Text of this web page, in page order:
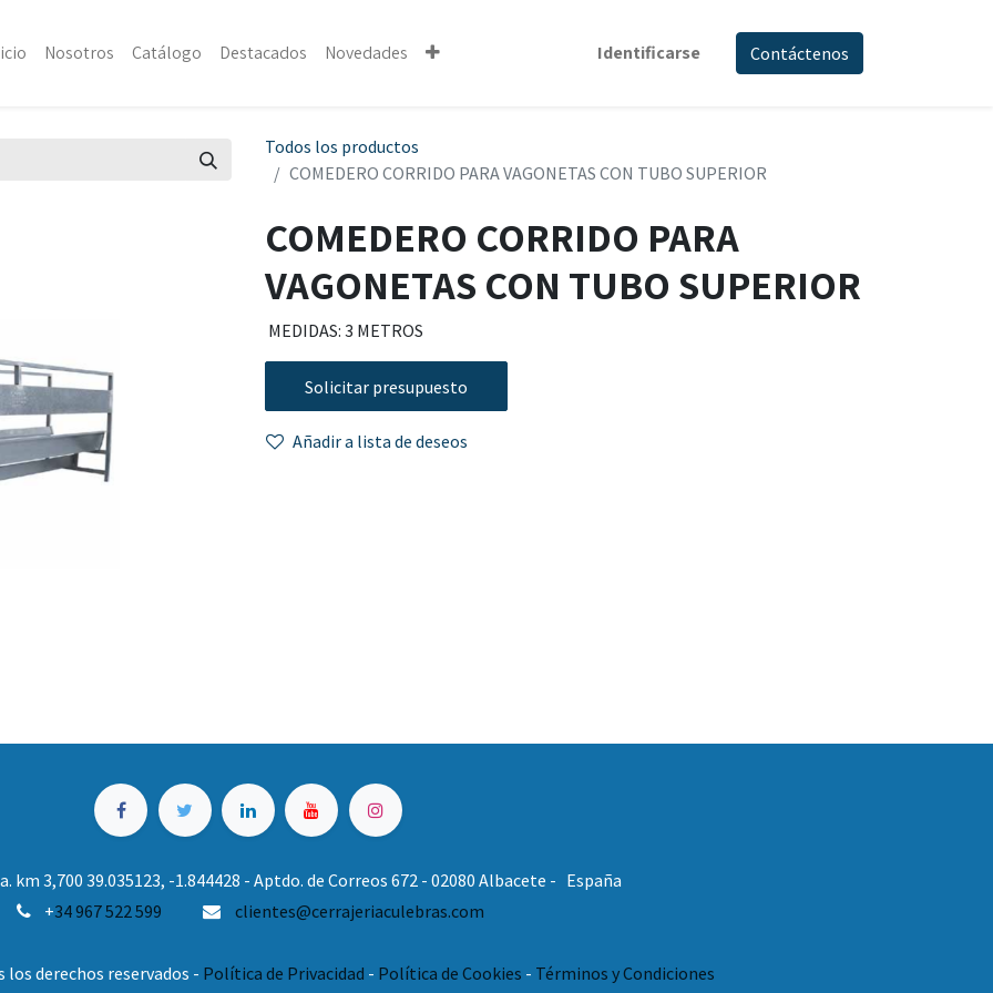
Nosotros Catálogo Destacados Novedades Identificarse Contáctenos
Todos los productos
COMEDERO CORRIDO PARA VAGONETAS CON TUBO SUPERIOR
COMEDERO CORRIDO PARA
VAGONETAS CON TUBO SUPERIOR
MEDIDAS: 3 METROS
Solicitar presupuesto
Añadir a lista de deseos
km 3,700 39.035123, -1.844428 - Aptdo. de Correos 672 - 02080 Albacete - España
+34 967 522 599 clientes@cerrajeriaculebras.com
derechos reservados - Política de Privacidad - Política de Cookies - Términos y Condiciones